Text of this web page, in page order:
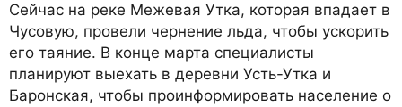
Сейчас на реке Межевая Утка, которая впадает в
Чусовую, провели чернение льда, чтобы ускорить
его таяние. В конце марта специалисты
планируют выехать в деревни Усть-Утка и
Баронская, чтобы проинформировать население о